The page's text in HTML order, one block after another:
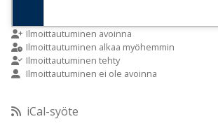
9:00
10:00
11:00
Ilmoittautuminen avoinna
Ilmoittautuminen alkaa myöhemmin
Ilmoittautuminen tehty
Ilmoittautuminen ei ole avoinna
iCal-syöte